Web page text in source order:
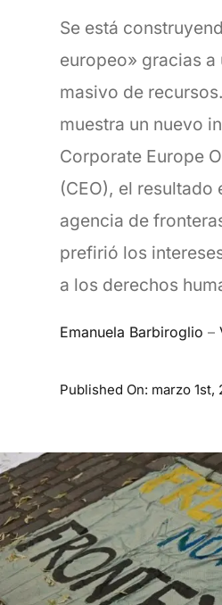
Se está
europeo» gracias a
masivo de
muestra un nuevo
Corporate Europe
(CEO), el resultado
agencia de
prefirió los
a los derechos
Emanuela Barbiroglio –
Published On: marzo 1st,